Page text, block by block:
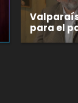
para el